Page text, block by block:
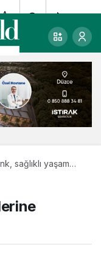
sağlıklı yaşam
ayrıcalıklar
0 Paylaş